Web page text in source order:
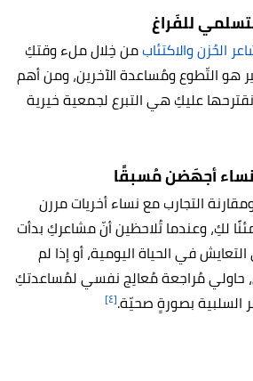
للفَراغ
الحُزن والاكتئابمن خِلال ملء وقتكِ
هو التّطوع ومُساعدة الآخرين، ومن أهم
عليكِ هي التبرع لجمعية خيرية
أجهَضن مُسبقًا
التجارب مع نساء أخريات مررن
لكِ، وعندما تُلاحظين أنّ مشاعركِ بدأت
في الحياة اليومية، أو إذا لم
حاولي مُراجعة مُعالِج نفسي لمُساعدتكِ
السلبية بصورةٍ صحيّة.[٤]